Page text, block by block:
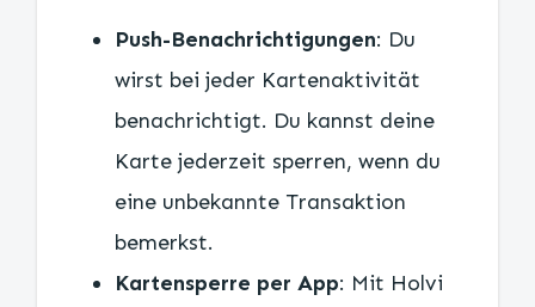
Push-Benachrichtigungen: Du
wirst bei jeder Kartenaktivität
benachrichtigt. Du kannst deine
Karte jederzeit sperren, wenn du
eine unbekannte Transaktion
bemerkst.
Kartensperre per App: Mit Holvi